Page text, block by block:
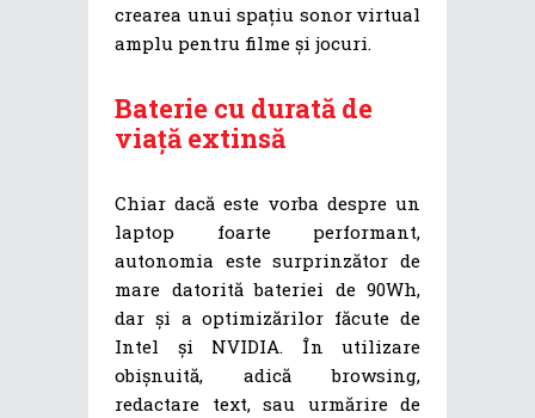
crearea unui spațiu sonor virtual
amplu pentru filme și jocuri.
Baterie cu durată de
viață extinsă
Chiar dacă este vorba despre un
laptop foarte performant,
autonomia este surprinzător de
mare datorită bateriei de 90Wh,
dar și a optimizărilor făcute de
Intel și NVIDIA. În utilizare
obișnuită, adică browsing,
redactare text, sau urmărire de